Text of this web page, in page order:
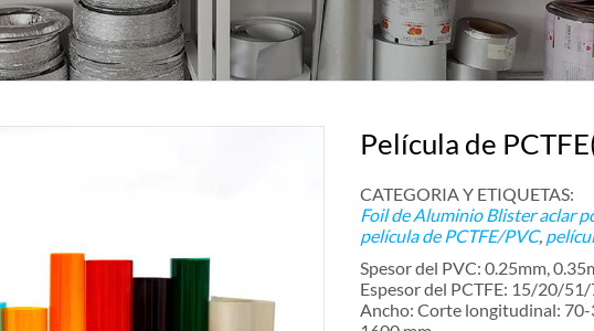
Película de
CATEGORIA Y ETIQUETAS:
Foil de Aluminio Blister aclar
película de PCTFE/PVC,
Spesor del PVC: 0.25mm,
Espesor del PCTFE: 15/20/
Ancho: Corte longitudinal: